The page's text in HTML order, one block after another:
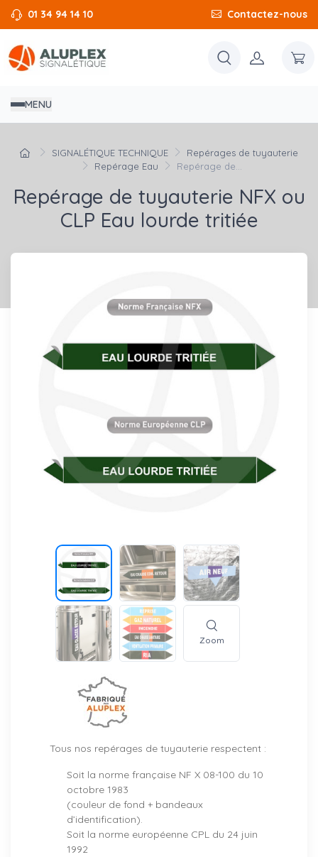
01 34 94 14 10 Contactez-nous
MENU
SIGNALÉTIQUE TECHNIQUE
Repérages de tuyauterie
Repérage Eau
Repérage de...
Repérage de tuyauterie NFX ou
CLP Eau lourde tritiée
Zoom
Tous nos repérages de tuyauterie respectent :
Soit la norme française NF X 08-100 du 10
octobre 1983
(couleur de fond + bandeaux
d’identification).
Soit la norme européenne CPL du 24 juin
1992